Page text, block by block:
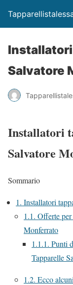
Salvatore
Installatori
Salvatore
Sommario
1. Installatori
1.1. Offerte
Monferrato
1.1.1. Punti
Tapparelle
1.2. Ecco